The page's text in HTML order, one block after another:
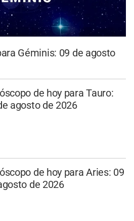
Géminis: 09 de agosto
de hoy para Tauro:
agosto de 2026
de hoy para Aries: 09
de 2026